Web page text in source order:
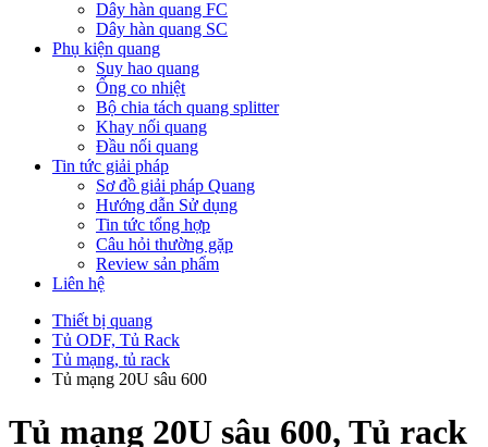
Dây hàn quang FC
Dây hàn quang SC
Phụ kiện quang
Suy hao quang
Ống co nhiệt
Bộ chia tách quang splitter
Khay nối quang
Đầu nối quang
Tin tức giải pháp
Sơ đồ giải pháp Quang
Hướng dẫn Sử dụng
Tin tức tổng hợp
Câu hỏi thường gặp
Review sản phẩm
Liên hệ
Thiết bị quang
Tủ ODF, Tủ Rack
Tủ mạng, tủ rack
Tủ mạng 20U sâu 600
Tủ mạng 20U sâu 600, Tủ rack